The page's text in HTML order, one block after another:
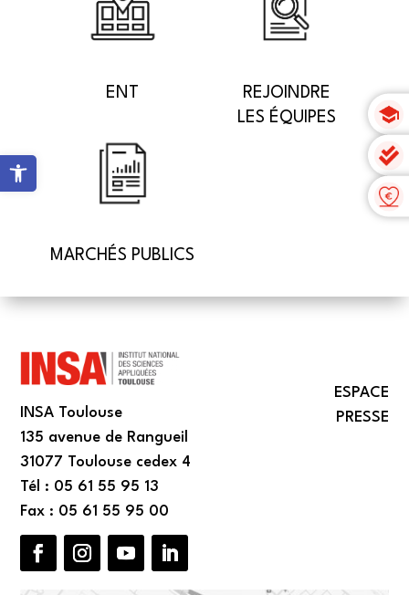
Ouvrir la barre d’outils
ENT
REJOINDRE
LES ÉQUIPES
MARCHÉS PUBLICS
INSA Toulouse
135 avenue de Rangueil
31077 Toulouse cedex 4
Tél : 05 61 55 95 13
Fax : 05 61 55 95 00
ESPACE
PRESSE